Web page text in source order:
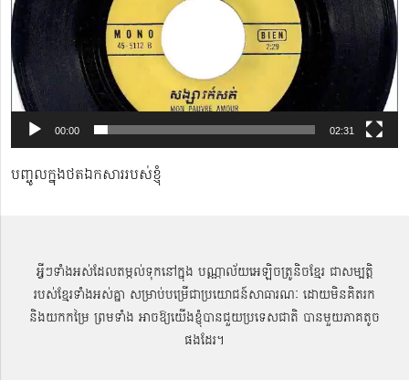
00:00 02:31
បញ្ចូលក្នុងថតឯកសាររបស់ខ្ញុំ
អ្វីៗទាំងអស់ដែលតម្កល់ទុកនៅក្នុង បណ្ណាល័យអេឡិចត្រូនិចខ្មែរ ជាសម្បតិ្ត
របស់ខ្មែរទាំងអស់គ្នា សម្រាប់បម្រើជាប្រយោជន៍សាធារណៈ ដោយមិនគិតរក
និងយកកម្រៃ ព្រមទាំង អាចឱ្យយើងខ្ញុំបានជួយប្រទេសជាតិ បានមួយភាគតូច
ផងដែរ។